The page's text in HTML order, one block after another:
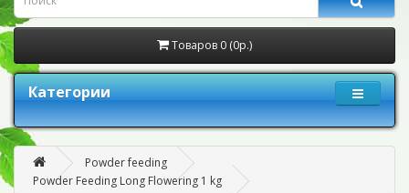
Товаров 0 (0р.)
Категории
Powder feeding
Powder Feeding Long Flowering 1 kg